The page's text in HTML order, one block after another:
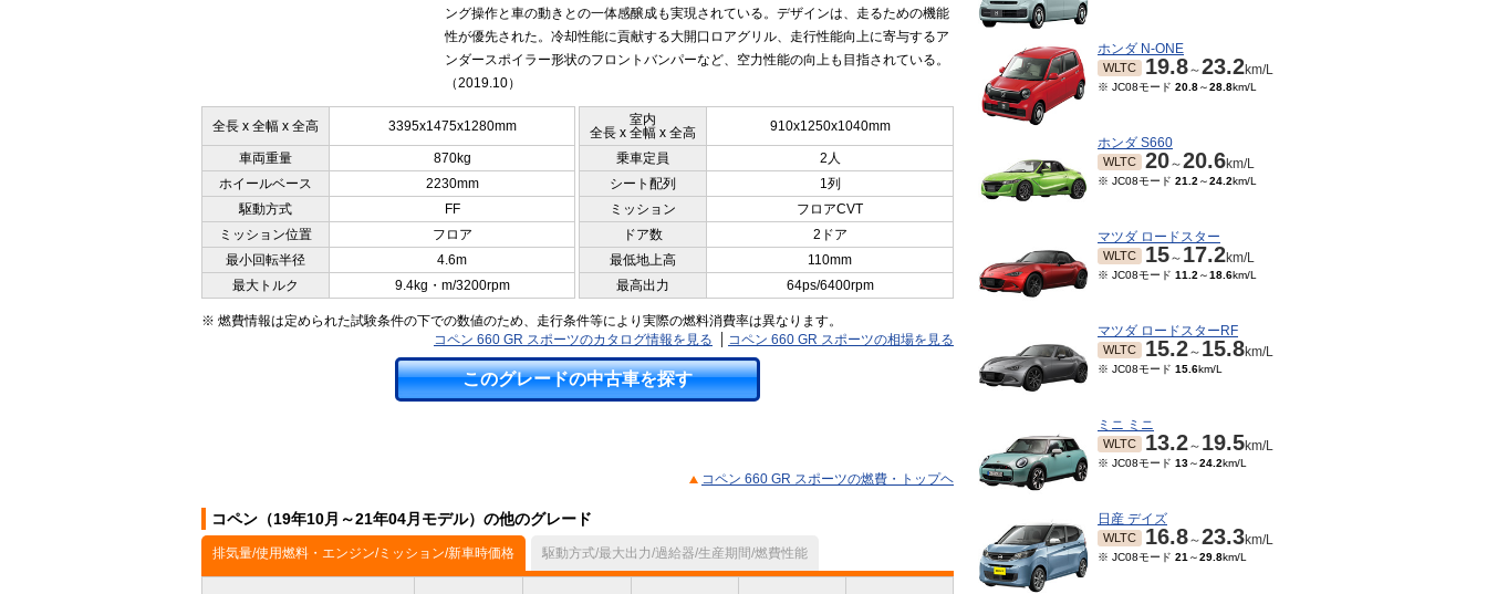
ング操作と車の動きとの一体感醸成も実現されている。デザインは、走るための機能
性が優先された。冷却性能に貢献する大開口ロアグリル、走行性能向上に寄与するア
ンダースポイラー形状のフロントバンパーなど、空力性能の向上も目指されている。
（2019.10）
全長 x 全幅 x 全高 3395x1475x1280mm
室内
全長 x 全幅 x 全高
910x1250x1040mm
車両重量 870kg 乗車定員
2人
ホイールベース
2230mm シート配列
1列
駆動方式
FF ミッション
フロアCVT
ミッション位置
フロア ドア数
2ドア
最小回転半径
4.6m 最低地上高
110mm
最大トルク
9.4kg・m/3200rpm 最高出力 64ps/6400rpm
※ 燃費情報は定められた試験条件の下での数値のため、走行条件等により実際の燃料消費率は異なります。
コペン 660 GR スポーツのカタログ情報を見る
コペン 660 GR スポーツの相場を見る
このグレードの中古車を探す
コペン 660 GR スポーツの燃費・トップヘ
コペン（19年10月～21年04月モデル）の他のグレード
排気量/使用燃料・エンジン/ミッション/新車時価格 駆動方式/最大出力/過給器/生産期間/燃費性能
ホンダ N-ONE
WLTC 19.8～23.2km/L
※ JC08モード 20.8～28.8km/L
ホンダ S660
WLTC 20～20.6km/L
※ JC08モード 21.2 ～24.2km/L
マツダ ロードスター
WLTC 15～ 17.2km/L
※ JC08モード 11.2 ～18.6km/L
マツダ ロードスターRF
WLTC 15.2～ 15.8km/L
※ JC08モード 15.6km/L
ミニ ミニ
WLTC 13.2～ 19.5km/L
※ JC08モード 13～24.2km/L
日産 デイズ
WLTC 16.8～23.3km/L
※ JC08モード 21 ～29.8km/L